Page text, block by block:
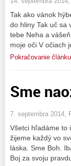
Tak ako vánok
do hliny Tak uč sa
tebe Neha a
moje oči V očiach
Pokračovanie článku
Sme
7. septembra 2014,
Všetci hľadáme to
žijeme každý vo
láska. Sme Boh.
Boj za svoju